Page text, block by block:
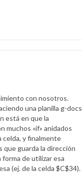
con nosotros.
una planilla g-docs
está en que la
muchos «if» anidados
celda, y finalmente
que guarda la dirección
de utilizar esa
(ej. de la celda $C$34).